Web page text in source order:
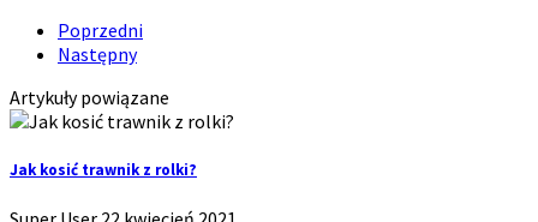
Poprzedni
Następny
Artykuły powiązane
Jak kosić trawnik z rolki?